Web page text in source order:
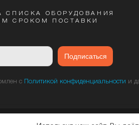
СПИСКА ОБОРУДОВАНИЯ
СРОКОМ ПОСТАВКИ
Подписаться
с Политикой конфиденциальности и